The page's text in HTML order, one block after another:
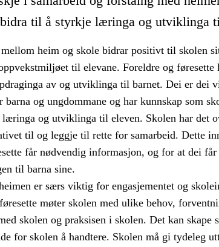
til å styrkje læringa og utviklinga
heim og skole bidrar positivt til skolen
til elevane. Foreldre og føresette
av og utviklinga til barnet. Dei er dei
barna og ungdommane og har kunnskap som
læringa og utviklinga til eleven. Skolen har det
til og leggje til rette for samarbeid. Dette
får nødvendig informasjon, og for at dei
til barna sine.
er særs viktig for engasjementet og
møter skolen med ulike behov,
skolen og praksisen i skolen. Det kan skape
for skolen å handtere. Skolen må gi tydeleg